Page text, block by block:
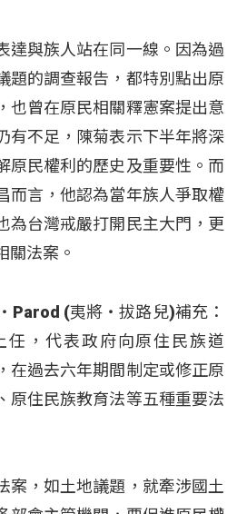
達與族人站在同一線。因為過
題的調查報告，都特別點出原
也曾在原民相關釋憲案提出意
有不足，陳菊表示下半年將深
原民權利的歷史及重要性。而
而言，他認為當年族人爭取權
為台灣戒嚴打開民主大門，更
關法案。
(夷將‧拔路兒)補充：
任，代表政府向原住民族道
在過去六年期間制定或修正原
原住民族教育法等五種重要法
案，如土地議題，就牽涉國土